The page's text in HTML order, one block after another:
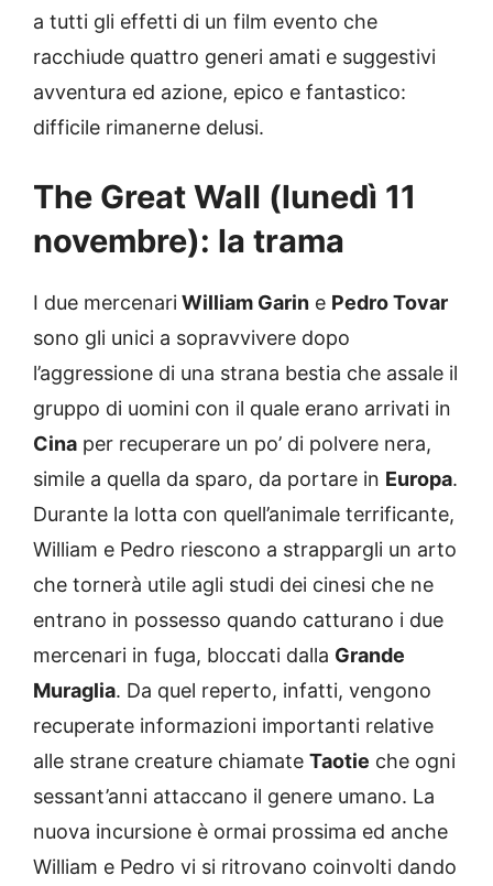
a tutti gli effetti di un film evento che
racchiude quattro generi amati e suggestivi
avventura ed azione, epico e fantastico:
difficile rimanerne delusi.
The Great Wall (lunedì 11
novembre): la trama
I due mercenariWilliam Garin e Pedro Tovar
sono gli unici a sopravvivere dopo
l’aggressione di una strana bestia che assale il
gruppo di uomini con il quale erano arrivati in
Cina per recuperare un po’ di polvere nera,
simile a quella da sparo, da portare in Europa.
Durante la lotta con quell’animale terrificante,
William e Pedro riescono a strappargli un arto
che tornerà utile agli studi dei cinesi che ne
entrano in possesso quando catturano i due
mercenari in fuga, bloccati dalla Grande
Muraglia. Da quel reperto, infatti, vengono
recuperate informazioni importanti relative
alle strane creature chiamate Taotie che ogni
sessant’anni attaccano il genere umano. La
nuova incursione è ormai prossima ed anche
William e Pedro vi si ritrovano coinvolti dando